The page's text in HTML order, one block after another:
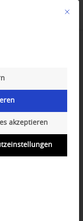
Mit
abgewählt
akzeptieren